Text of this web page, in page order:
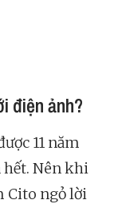
điện ảnh?
11 năm
hết. Nên khi
Cito ngỏ lời